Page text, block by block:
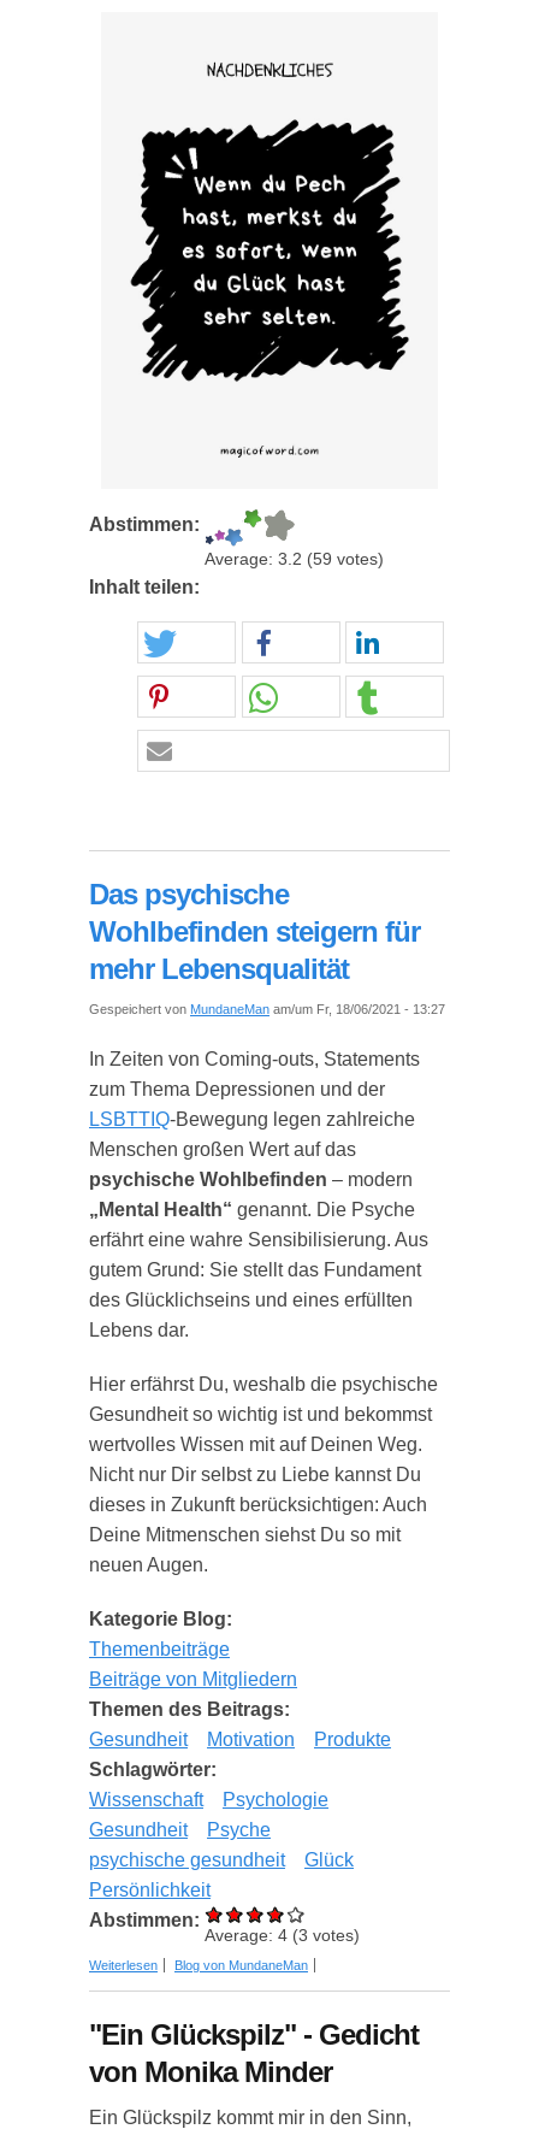
Abstimmen:
Average: 3.2 (59 votes)
Inhalt teilen:
Das psychische
Wohlbefinden steigern für
mehr Lebensqualität
Gespeichert von MundaneMan am/um Fr, 18/06/2021 - 13:27
In Zeiten von Coming-outs, Statements
zum Thema Depressionen und der
LSBTTIQ-Bewegung legen zahlreiche
Menschen großen Wert auf das
psychische Wohlbefinden – modern
„Mental Health“ genannt. Die Psyche
erfährt eine wahre Sensibilisierung. Aus
gutem Grund: Sie stellt das Fundament
des Glücklichseins und eines erfüllten
Lebens dar.
Hier erfährst Du, weshalb die psychische
Gesundheit so wichtig ist und bekommst
wertvolles Wissen mit auf Deinen Weg.
Nicht nur Dir selbst zu Liebe kannst Du
dieses in Zukunft berücksichtigen: Auch
Deine Mitmenschen siehst Du so mit
neuen Augen.
Kategorie Blog:
Themenbeiträge
Beiträge von Mitgliedern
Themen des Beitrags:
Gesundheit
Motivation
Produkte
Schlagwörter:
Wissenschaft
Psychologie
Gesundheit
Psyche
psychische gesundheit
Glück
Persönlichkeit
Abstimmen:
Average: 4 (3 votes)
Weiterlesen über Das psychische Wohlbefinden steigern für
Blog von MundaneMan
"Ein Glückspilz" - Gedicht
von Monika Minder
Ein Glückspilz kommt mir in den Sinn,